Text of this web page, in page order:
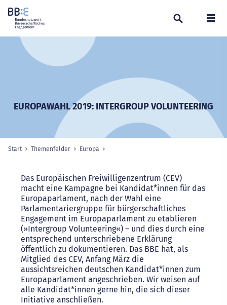
Suchen
EUROPAWAHL 2019: INTERGROUP VOLUNTEERING
Sie sind hier:
Start Themenfelder Europa
Das Europäischen Freiwilligenzentrum (CEV)
macht eine Kampagne bei Kandidat*innen für das
Europaparlament, nach der Wahl eine
Parlamentariergruppe für bürgerschaftliches
Engagement im Europaparlament zu etablieren
(»Intergroup Volunteering«) – und dies durch eine
entsprechend unterschriebene Erklärung
öffentlich zu dokumentieren. Das BBE hat, als
Mitglied des CEV, Anfang März die
aussichtsreichen deutschen Kandidat*innen zum
Europaparlament angeschrieben. Wir weisen auf
alle Kandidat*innen gerne hin, die sich dieser
Initiative anschließen.